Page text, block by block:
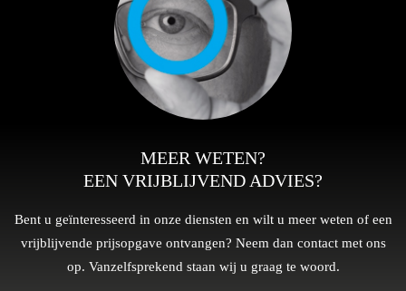
MEER WETEN?
EEN VRIJBLIJVEND ADVIES?
Bent u geïnteresseerd in onze diensten en wilt u meer weten of een
vrijblijvende prijsopgave ontvangen? Neem dan contact met ons
op. Vanzelfsprekend staan wij u graag te woord.